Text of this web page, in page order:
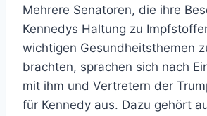
Mehrere Senatoren, die ihre
Kennedys Haltung zu
wichtigen Gesundheitsthemen
brachten, sprachen sich nach
mit ihm und Vertretern der
für Kennedy aus. Dazu gehört